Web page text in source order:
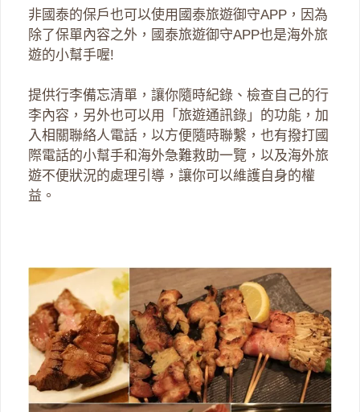
非國泰的保戶也可以使用國泰旅遊御守APP，因為
除了保單內容之外，國泰旅遊御守APP也是海外旅
遊的小幫手喔!
提供行李備忘清單，讓你隨時紀錄、檢查自己的行
李內容，另外也可以用「旅遊通訊錄」的功能，加
入相關聯絡人電話，以方便隨時聯繫， 也有撥打國
際電話的小幫手和海外急難救助一覽，以及海外旅
遊不便狀況的處理引導，讓你可以維護自身的權
益。